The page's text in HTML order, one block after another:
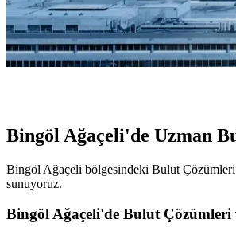
Bingöl Ağaçeli'de Uzman
Bingöl Ağaçeli bölgesindeki Bulut Çözümleri
sunuyoruz.
Bingöl Ağaçeli'de Bulut Çözümleri